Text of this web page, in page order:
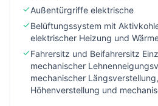
Außentürgriffe elektrische
Belüftungssystem mit
elektrischer Heizung und
Fahrersitz und Beifahrersitz
mechanischer
mechanischer
Höhenverstellung und